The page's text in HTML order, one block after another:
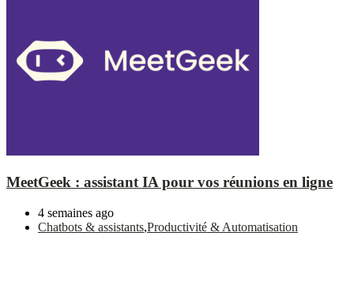
MeetGeek : assistant IA pour vos réunions en ligne
4 semaines ago
Chatbots & assistants,Productivité & Automatisation